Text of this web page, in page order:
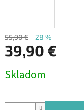
55,90 € –28 %
39,90 €
cena:
Skladom